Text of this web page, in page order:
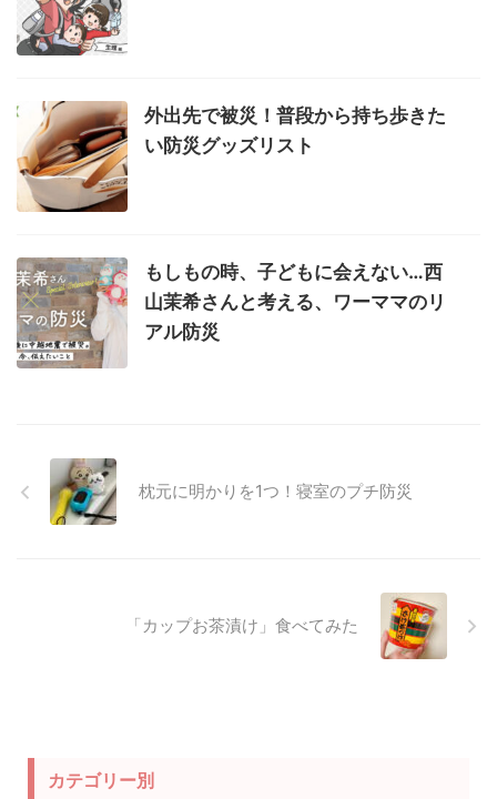
外出先で被災！普段から持ち歩きた
い防災グッズリスト
もしもの時、子どもに会えない…西
山茉希さんと考える、ワーママのリ
アル防災
枕元に明かりを1つ！寝室のプチ防災
「カップお茶漬け」食べてみた
カテゴリー別